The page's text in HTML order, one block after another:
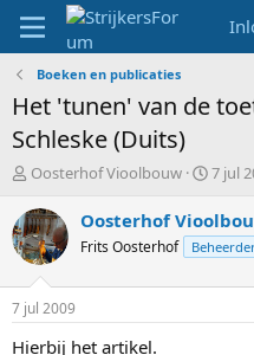
Boeken en publicaties
Het 'tunen' van de
Schleske (Duits)
T
p
i
c
s
a
r
Oosterhof Vioolbouw
S
a
r
t
t
7 jul
Oosterhof
Frits Oosterhof
7 jul 2009
Hierbij het artikel.